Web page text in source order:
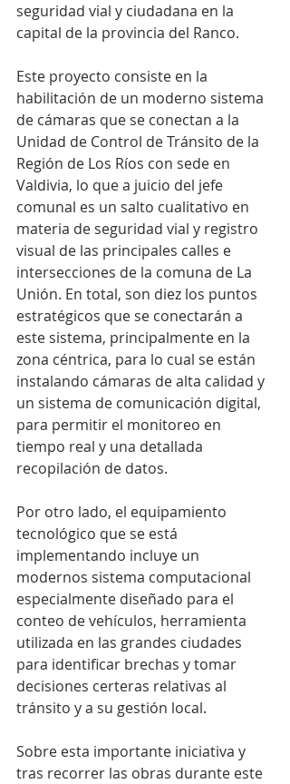
seguridad vial y ciudadana en la
capital de la provincia del Ranco.
Este proyecto consiste en la
habilitación de un moderno sistema
de cámaras que se conectan a la
Unidad de Control de Tránsito de la
Región de Los Ríos con sede en
Valdivia, lo que a juicio del jefe
comunal es un salto cualitativo en
materia de seguridad vial y registro
visual de las principales calles e
intersecciones de la comuna de La
Unión. En total, son diez los puntos
estratégicos que se conectarán a
este sistema, principalmente en la
zona céntrica, para lo cual se están
instalando cámaras de alta calidad y
un sistema de comunicación digital,
para permitir el monitoreo en
tiempo real y una detallada
recopilación de datos.
Por otro lado, el equipamiento
tecnológico que se está
implementando incluye un
modernos sistema computacional
especialmente diseñado para el
conteo de vehículos, herramienta
utilizada en las grandes ciudades
para identificar brechas y tomar
decisiones certeras relativas al
tránsito y a su gestión local.
Sobre esta importante iniciativa y
tras recorrer las obras durante este